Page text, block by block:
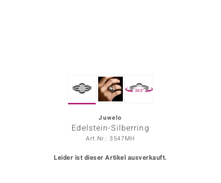
360°
Juwelo
Edelstein-Silberring
Art.Nr.: 3547MH
Leider ist dieser Artikel ausverkauft.